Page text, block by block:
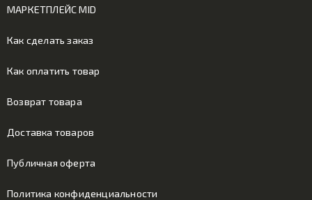
МАРКЕТПЛЕЙС MID
Как сделать заказ
Как оплатить товар
Возврат товара
Доставка товаров
Публичная оферта
Политика конфиденциальности